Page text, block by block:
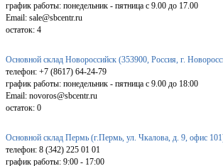
график работы: понедельник - пятница с 9.00 до 17.00
Email: sale@sbcentr.ru
остаток: 4
Основной склад Новороссийск (353900, Россия, г.
телефон: +7 (8617) 64-24-79
график работы: понедельник - пятница с 9.00 до 18:00
Email: novoros@sbcentr.ru
остаток: 0
Основной склад Пермь (г.Пермь, ул. Чкалова, д. 9, офис
телефон: 8 (342) 225 01 01
график работы: 9:00 - 17:00